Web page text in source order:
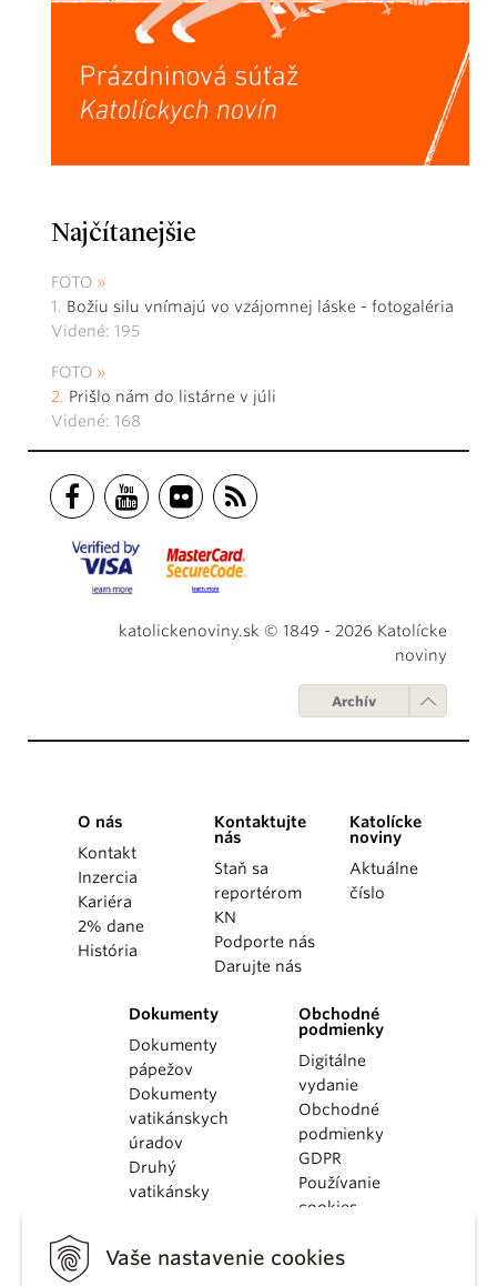
Vaše nastavenie cookies
Najčítanejšie
FOTO
Božiu silu vnímajú vo vzájomnej láske - fotogaléria
Videné: 195
FOTO
Prišlo nám do listárne v júli
Videné: 168
katolickenoviny.sk © 1849 - 2026 Katolícke
noviny
Archív
O nás
Kontakt
Inzercia
Kariéra
2% dane
História
Kontaktujte
nás
Staň sa
reportérom
KN
Podporte nás
Darujte nás
Katolícke
noviny
Aktuálne
číslo
Dokumenty
Dokumenty
pápežov
Dokumenty
vatikánskych
úradov
Druhý
vatikánsky
KBS
Obchodné
podmienky
Digitálne
vydanie
Obchodné
podmienky
GDPR
Používanie
cookies